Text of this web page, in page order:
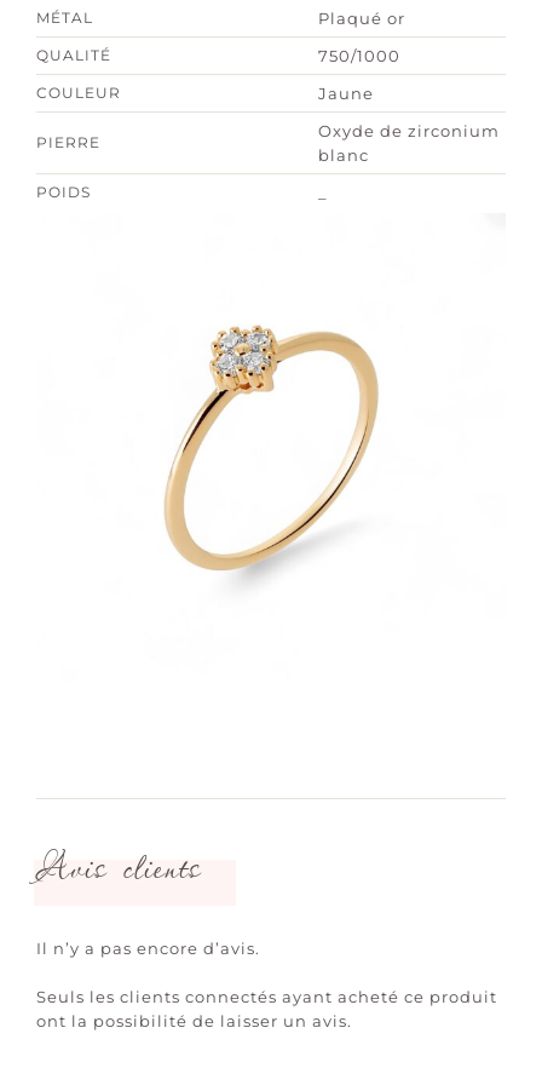
MÉTAL Plaqué or
QUALITÉ 750/1000
COULEUR Jaune
PIERRE
Oxyde de zirconium
blanc
POIDS
Avis clients
Il n’y a pas encore d’avis.
Seuls les clients connectés ayant acheté ce produit
ont la possibilité de laisser un avis.